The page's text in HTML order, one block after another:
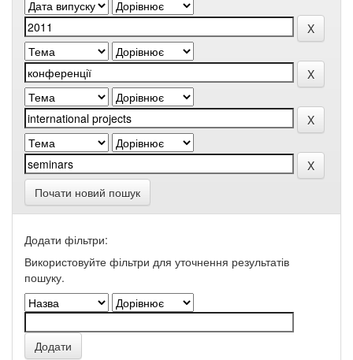
Почати новий пошук
Додати фільтри:
Використовуйте фільтри для уточнення результатів
пошуку.